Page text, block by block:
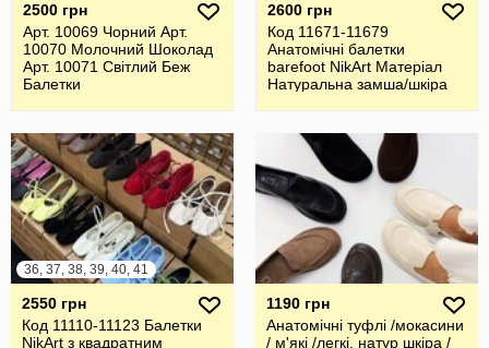
2500 грн
Арт. 10069 Чорний Арт.
10070 Молочний Шоколад
Арт. 10071 Світлий Беж
Балетки
2600 грн
Код 11671-11679
Анатомічні балетки
barefoot NikArt Матеріал
Натуральна замша/шкіра
36, 37, 38, 39, 40, 41
2550 грн
Код 11110-11123 Балетки
NikArt з квадратним
1190 грн
Анатомічні туфлі /мокасини
/ м'які /легкі, натур шкіра /